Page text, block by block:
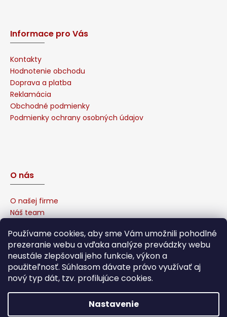
Používame cookies, aby sme Vám umožnili pohodlné
prezeranie webu a vďaka analýze prevádzky webu
neustále zlepšovali jeho funkcie, výkon a
použiteľnosť. Súhlasom dávate právo využívať aj
nový typ dát, tzv. profilujúce cookies.
Nastavenie
Informace pro Vás
Kontakty
Hodnotenie obchodu
Doprava a platba
Reklamácia
Obchodné podmienky
Podmienky ochrany osobných údajov
O nás
O našej firme
Náš team
Naša garancia
Sponzorujeme
Affiliate program